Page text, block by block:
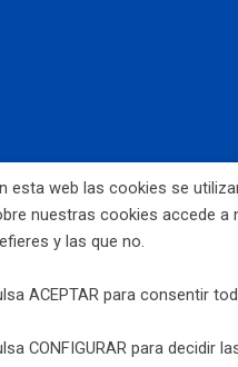
esta web las cookies se
nuestras cookies accede a
y las que no.
ACEPTAR para consentir
CONFIGURAR para decidir